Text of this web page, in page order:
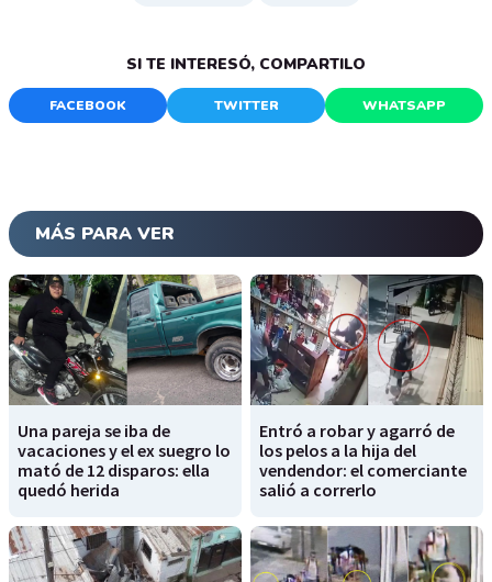
SI TE INTERESÓ, COMPARTILO
FACEBOOK TWITTER WHATSAPP
MÁS PARA VER
Una pareja se iba de
vacaciones y el ex suegro lo
mató de 12 disparos: ella
quedó herida
Entró a robar y agarró de
los pelos a la hija del
vendendor: el comerciante
salió a correrlo